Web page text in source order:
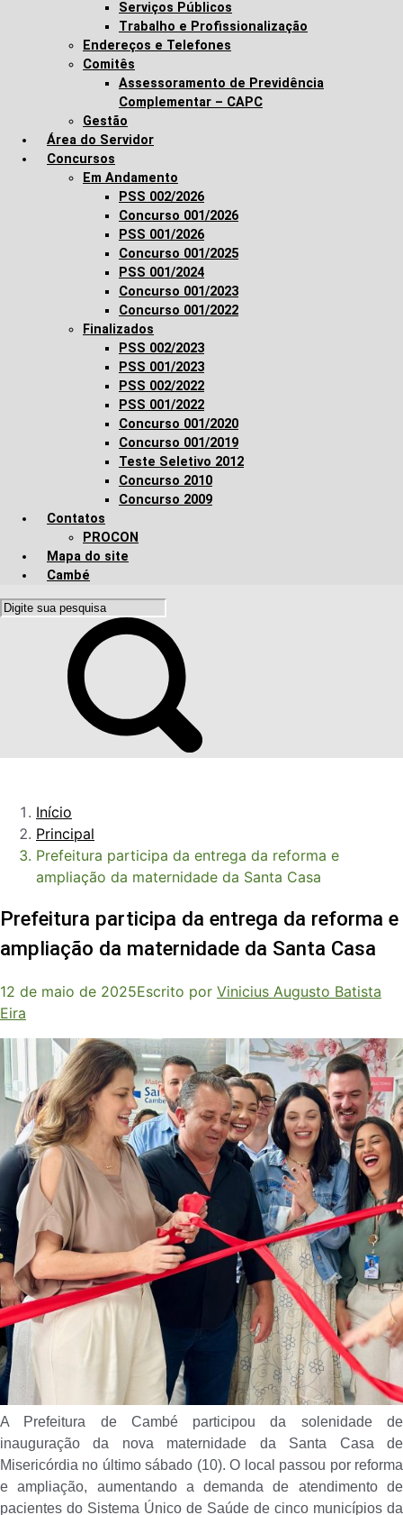
Serviços Públicos
Trabalho e Profissionalização
Endereços e Telefones
Comitês
Assessoramento de Previdência
Complementar – CAPC
Gestão
Área do Servidor
Concursos
Em Andamento
PSS 002/2026
Concurso 001/2026
PSS 001/2026
Concurso 001/2025
PSS 001/2024
Concurso 001/2023
Concurso 001/2022
Finalizados
PSS 002/2023
PSS 001/2023
PSS 002/2022
PSS 001/2022
Concurso 001/2020
Concurso 001/2019
Teste Seletivo 2012
Concurso 2010
Concurso 2009
Contatos
PROCON
Mapa do site
Cambé
Início
Principal
Prefeitura participa da entrega da reforma e
ampliação da maternidade da Santa Casa
Prefeitura participa da entrega da reforma e
ampliação da maternidade da Santa Casa
12 de maio de 2025Escrito por Vinicius Augusto Batista
Eira
A Prefeitura de Cambé participou da solenidade de
inauguração da nova maternidade da Santa Casa de
Misericórdia no último sábado (10). O local passou por reforma
e ampliação, aumentando a demanda de atendimento de
pacientes do Sistema Único de Saúde de cinco municípios da